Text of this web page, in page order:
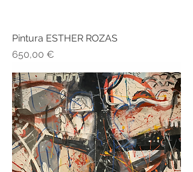
Pintura ESTHER ROZAS
Precio
650,00 €